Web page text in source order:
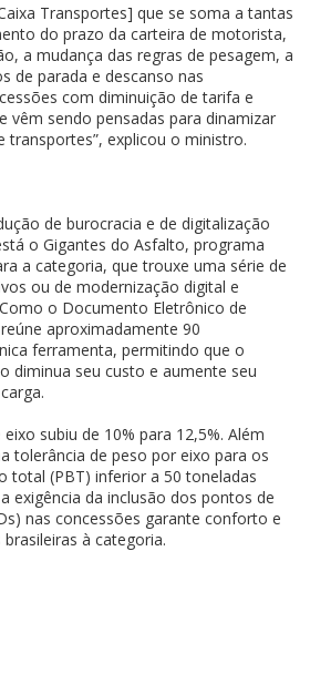
Transportes] que se soma a tantas
do prazo da carteira de motorista,
a mudança das regras de pesagem, a
de parada e descanso nas
com diminuição de tarifa e
vêm sendo pensadas para dinamizar
transportes”, explicou o ministro.
de burocracia e de digitalização
o Gigantes do Asfalto, programa
a categoria, que trouxe uma série de
ou de modernização digital e
o Documento Eletrônico de
aproximadamente 90
ferramenta, permitindo que o
diminua seu custo e aumente seu
subiu de 10% para 12,5%. Além
tolerância de peso por eixo para os
total (PBT) inferior a 50 toneladas
exigência da inclusão dos pontos de
nas concessões garante conforto e
à categoria.